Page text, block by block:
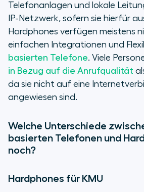
Telefonanlagen und lokale
IP-Netzwerk, sofern sie hierfür
Hardphones verfügen meistens
einfachen Integrationen und
basierten Telefone. Viele
in Bezug auf die Anrufqualität
da sie nicht auf eine
angewiesen sind.
Welche Unterschiede
basierten Telefonen und
noch?
Hardphones für KMU